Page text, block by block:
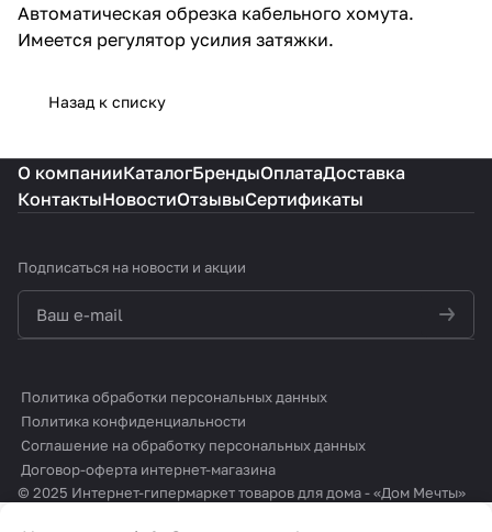
Автоматическая обрезка кабельного хомута.
Имеется регулятор усилия затяжки.
Назад к списку
О компанииКаталогБрендыОплатаДоставка
КонтактыНовостиОтзывыСертификаты
Подписаться на новости и акции
Политика обработки персональных данных
Политика конфиденциальности
Соглашение на обработку персональных данных
Договор-оферта интернет-магазина
© 2025 Интернет-гипермаркет товаров для дома - «Дом Мечты»